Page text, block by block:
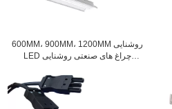
600MM، 900MM، 1200MM روشنایی
LED چراغ های صنعتی روشنایی